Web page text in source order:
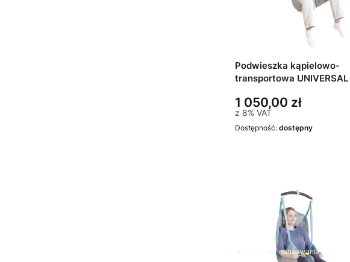
Podwieszka kąpielowo-
transportowa UNIVERSAL
1 050,00 zł
z 8% VAT
Dostępność: dostępny
Do 95% dofinansowania